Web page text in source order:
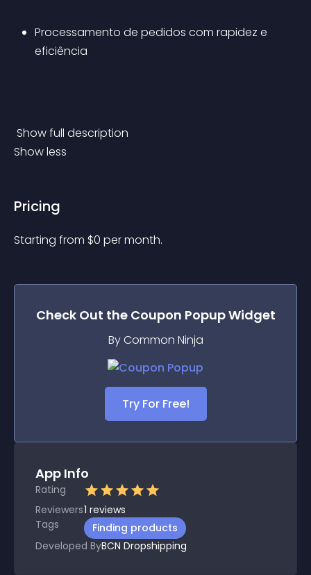
Processamento de pedidos com rapidez e
eficiência
Show full description
Show less
Pricing
Starting from $0 per month.
Check Out the Coupon PopupWidget
By Common Ninja
Try For Free!
App Info
Rating
Reviewers1 reviews
Tags
Finding products
Developed ByBCN Dropshipping